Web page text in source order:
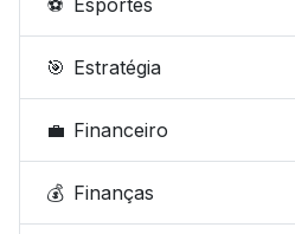
🎯 Estratégia
💼 Financeiro
💰 Finanças